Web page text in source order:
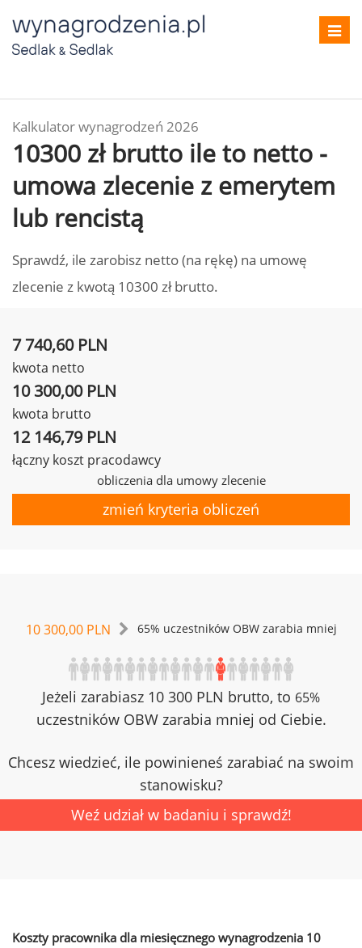
Kalkulator wynagrodzeń 2026
10300 zł brutto ile to netto -
umowa zlecenie z emerytem
lub rencistą
Sprawdź, ile zarobisz netto (na rękę) na umowę
zlecenie z kwotą 10300 zł brutto.
7 740,60 PLN
kwota netto
10 300,00 PLN
kwota brutto
12 146,79 PLN
łączny koszt pracodawcy
obliczenia dla umowy zlecenie
zmień kryteria obliczeń
10 300,00 PLN 65% uczestników OBW zarabia mniej
Jeżeli zarabiasz 10 300 PLN brutto, to 65%
uczestników OBW zarabia mniej od Ciebie.
Chcesz wiedzieć, ile powinieneś zarabiać na swoim
stanowisku?
Weź udział w badaniu i sprawdź!
Koszty pracownika dla miesięcznego wynagrodzenia 10